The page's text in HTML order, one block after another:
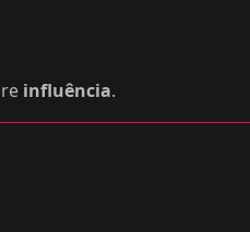
influência.